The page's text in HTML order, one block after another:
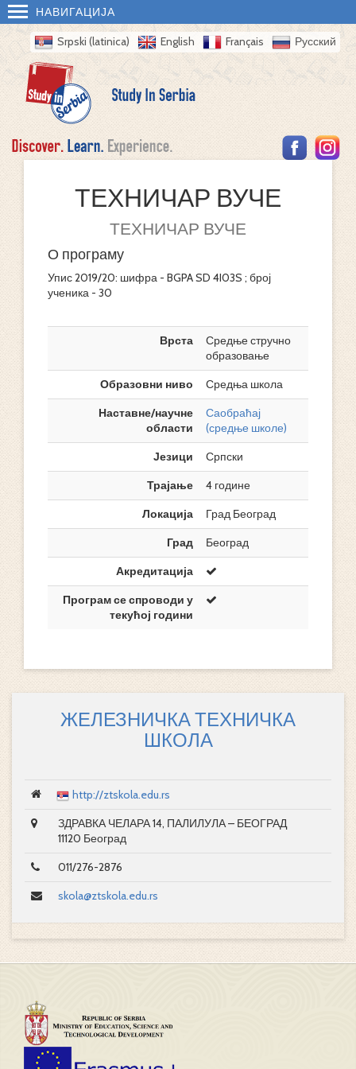
НАВИГАЦИЈА
Srpski (latinica) English Français Русский
ТЕХНИЧАР ВУЧЕ
ТЕХНИЧАР ВУЧЕ
О програму
Упис 2019/20: шифра - BGPA SD 4I03S ; број
ученика - 30
Врста
Средње стручно
образовање
Образовни ниво
Средња школа
Наставне/научне
области
Саобраћај
(средње школе)
Језици
Српски
Трајање
4 године
Локација
Град Београд
Град
Београд
Акредитација
Програм се спроводи у
текућој години
ЖЕЛЕЗНИЧКА ТЕХНИЧКА
ШКОЛА
http://ztskola.edu.rs
ЗДРАВКА ЧЕЛАРА 14, ПАЛИЛУЛА – БЕОГРАД
11120 Београд
011/276-2876
skola@ztskola.edu.rs